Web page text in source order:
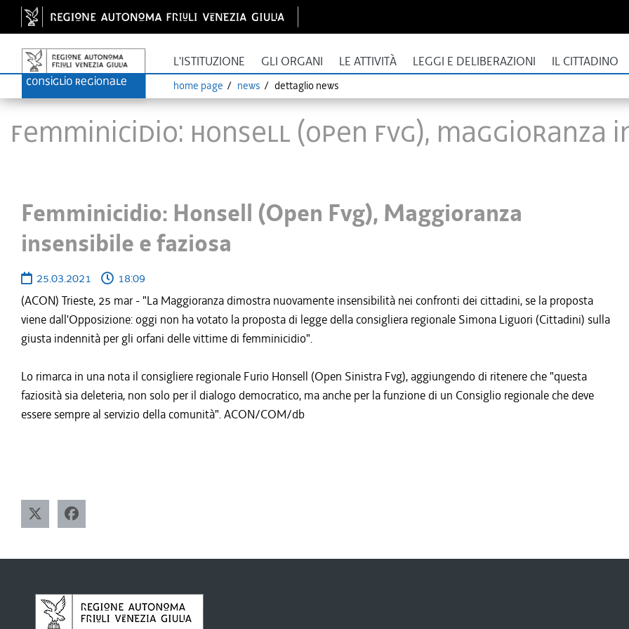
L'ISTITUZIONE GLI ORGANI LE ATTIVITÀ LEGGI E DELIBERAZIONI IL CITTADINO
home page news dettaglio news
Femminicidio: Honsell (Open Fvg), Maggioranza
Femminicidio: Honsell (Open Fvg), Maggioranza
insensibile e faziosa
25.03.2021
18:09
(ACON) Trieste, 25 mar - "La Maggioranza dimostra nuovamente insensibilità nei confronti dei cittadini, se la proposta
viene dall'Opposizione: oggi non ha votato la proposta di legge della consigliera regionale Simona Liguori (Cittadini) sulla
giusta indennità per gli orfani delle vittime di femminicidio".
Lo rimarca in una nota il consigliere regionale Furio Honsell (Open Sinistra Fvg), aggiungendo di ritenere che "questa
faziosità sia deleteria, non solo per il dialogo democratico, ma anche per la funzione di un Consiglio regionale che deve
essere sempre al servizio della comunità". ACON/COM/db